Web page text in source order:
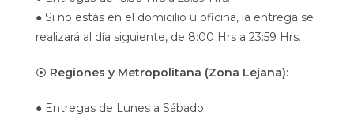
● Si no estás en el domicilio u oficina, la entrega se
realizará al día siguiente, de 8:00 Hrs a 23:59 Hrs.
⦿ Regiones y Metropolitana (Zona Lejana):
● Entregas de Lunes a Sábado.